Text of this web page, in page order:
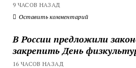
9 ЧАСОВ НАЗАД
Оставить комментарий
В России предложили
закрепить День
16 ЧАСОВ НАЗАД